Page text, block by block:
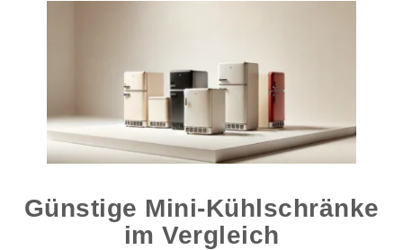
Günstige Mini-Kühlschränke
im Vergleich